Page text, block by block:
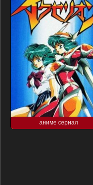
аниме сериал